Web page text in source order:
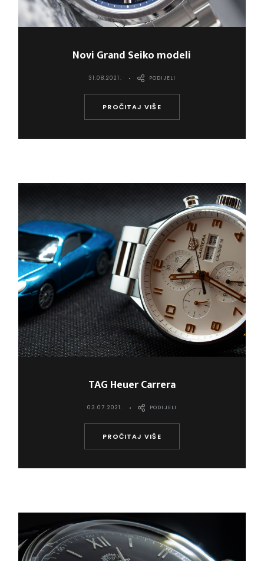
Novi Grand Seiko modeli
31.08.2021.
PROČITAJ VIŠE
PODIJELI
TAG Heuer Carrera
03.07.2021.
PROČITAJ VIŠE
PODIJELI